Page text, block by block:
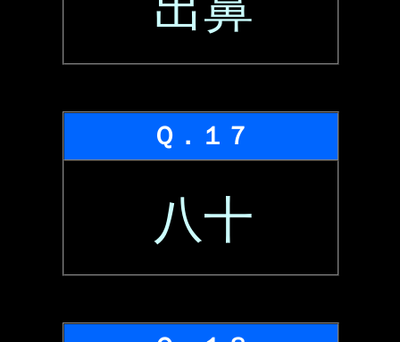
Ｑ．１７
八十